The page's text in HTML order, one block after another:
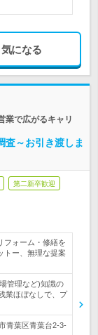
気になる
業で広がるキャリ
～お引き渡しま
第二新卒歓迎
フォーム・修繕を
トー、無理な提案
管理など)知識の
業ほぼなしで、プ
青葉区青葉台2-3-